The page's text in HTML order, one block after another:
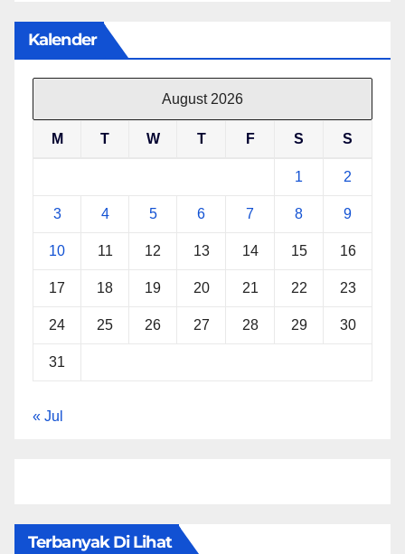
Kalender
August 2026
M T W T F S S
1 2
3 4 5 6 7 8 9
10 11 12 13 14 15 16
17 18 19 20 21 22 23
24 25 26 27 28 29 30
31
« Jul
Terbanyak Di Lihat